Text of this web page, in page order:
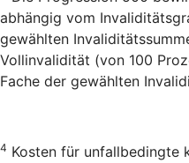
abhängig vom
gewählten
Vollinvalidität (von 100
Fache der gewählten
4 Kosten für unfallbedingte